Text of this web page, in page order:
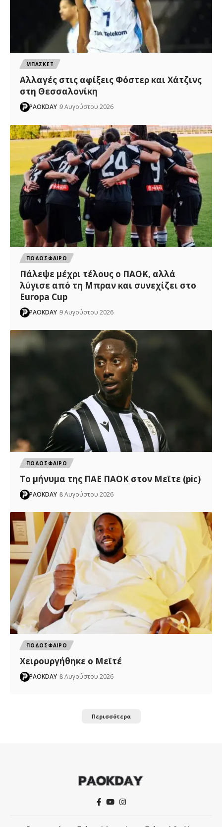
ΜΠΑΣΚΕΤ
Αλλαγές στις αφίξεις Φόστερ και Χάτζινς
στη Θεσσαλονίκη
PAOKDAY 9 Αυγούστου 2026
ΠΟΔΟΣΦΑΙΡΟ
Πάλεψε μέχρι τέλους ο ΠΑΟΚ, αλλά
λύγισε από τη Μπραν και συνεχίζει στο
Europa Cup
PAOKDAY 9 Αυγούστου 2026
ΠΟΔΟΣΦΑΙΡΟ
Το μήνυμα της ΠΑΕ ΠΑΟΚ στον Μεϊτε (pic)
PAOKDAY 8 Αυγούστου 2026
ΠΟΔΟΣΦΑΙΡΟ
Χειρουργήθηκε ο Μεϊτέ
PAOKDAY 8 Αυγούστου 2026
Περισσότερα